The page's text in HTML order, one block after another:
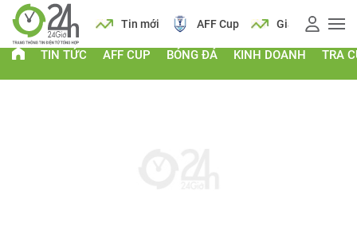
Lịch Tin mới AFF Cup Giá vàng
TIN TỨC AFF CUP BÓNG ĐÁ KINH DOANH TRA